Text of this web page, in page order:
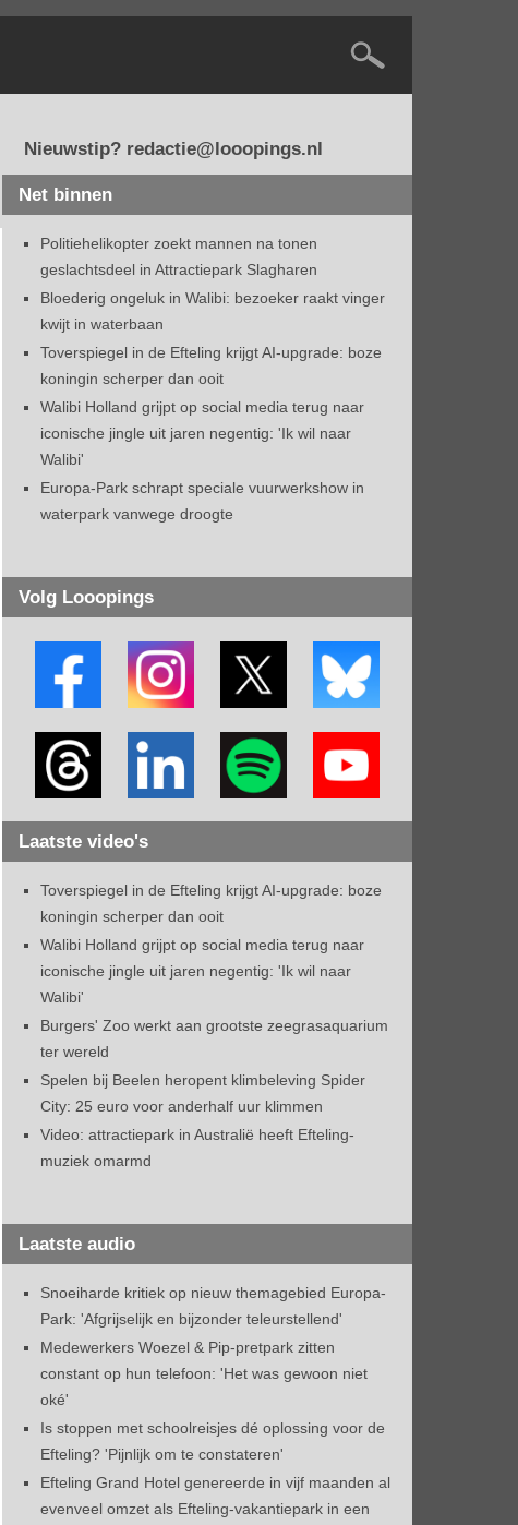
Nieuwstip? redactie@looopings.nl
Net binnen
Politiehelikopter zoekt mannen na tonen
geslachtsdeel in Attractiepark Slagharen
Bloederig ongeluk in Walibi: bezoeker raakt vinger
kwijt in waterbaan
Toverspiegel in de Efteling krijgt AI-upgrade: boze
koningin scherper dan ooit
Walibi Holland grijpt op social media terug naar
iconische jingle uit jaren negentig: 'Ik wil naar
Walibi'
Europa-Park schrapt speciale vuurwerkshow in
waterpark vanwege droogte
Volg Looopings
Laatste video's
Toverspiegel in de Efteling krijgt AI-upgrade: boze
koningin scherper dan ooit
Walibi Holland grijpt op social media terug naar
iconische jingle uit jaren negentig: 'Ik wil naar
Walibi'
Burgers' Zoo werkt aan grootste zeegrasaquarium
ter wereld
Spelen bij Beelen heropent klimbeleving Spider
City: 25 euro voor anderhalf uur klimmen
Video: attractiepark in Australië heeft Efteling-
muziek omarmd
Laatste audio
Snoeiharde kritiek op nieuw themagebied Europa-
Park: 'Afgrijselijk en bijzonder teleurstellend'
Medewerkers Woezel & Pip-pretpark zitten
constant op hun telefoon: 'Het was gewoon niet
oké'
Is stoppen met schoolreisjes dé oplossing voor de
Efteling? 'Pijnlijk om te constateren'
Efteling Grand Hotel genereerde in vijf maanden al
evenveel omzet als Efteling-vakantiepark in een